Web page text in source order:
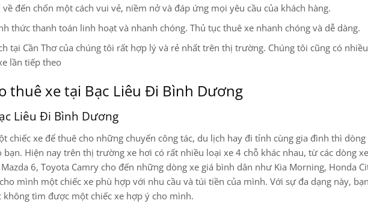
đến chốn một cách vui vẻ, niềm nở và đáp ứng mọi yêu cầu của khách hàng.
thức thanh toán linh hoạt và nhanh chóng. Thủ tục thuê xe nhanh chóng và dễ dàng.
tại Cần Thơ của chúng tôi rất hợp lý và rẻ nhất trên thị trường. Chúng tôi cũng có
lần tiếp theo
thuê xe tại Bạc Liêu Đi Bình Dương
Liêu Đi Bình Dương
chiếc xe để thuê cho những chuyến công tác, du lịch hay đi tỉnh cùng gia đình thì dòng
bạn. Hiện nay trên thị trường xe hơi có rất nhiều loại xe 4 chỗ khác nhau, từ các dòng
6, Toyota Camry cho đến những dòng xe giá bình dân như Kia Morning, Honda
mình một chiếc xe phù hợp với nhu cầu và túi tiền của mình. Với sự đa dạng này,
không tìm được một chiếc xe hợp ý cho mình.